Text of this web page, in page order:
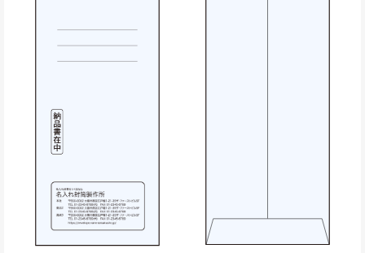
データ入稿ガイド
Word・Excel入稿ガイド
封筒について
印刷方法について
印刷色について